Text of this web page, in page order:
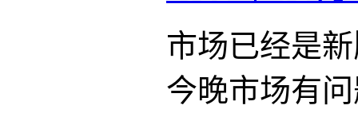
市场已经是
今晚市场有